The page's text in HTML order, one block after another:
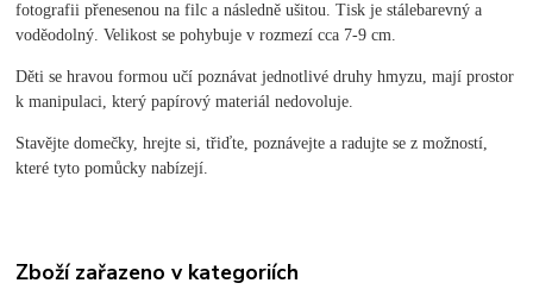
fotografii přenesenou na filc a následně ušitou. Tisk je stálebarevný a
voděodolný. Velikost se pohybuje v rozmezí cca 7-9 cm.
Děti se hravou formou učí poznávat jednotlivé druhy hmyzu, mají prostor
k manipulaci, který papírový materiál nedovoluje.
Stavějte domečky, hrejte si, třiďte, poznávejte a radujte se z možností,
které tyto pomůcky nabízejí.
Zboží zařazeno v kategoriích